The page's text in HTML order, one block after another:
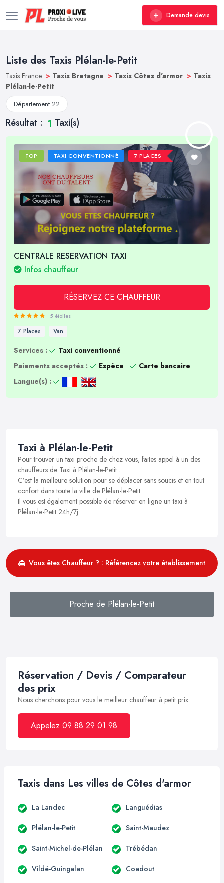
Demande devis
Liste des Taxis Plélan-le-Petit
Taxis France > Taxis Bretagne > Taxis Côtes d'armor > Taxis
Plélan-le-Petit
Département 22
Résultat : 1 Taxi(s)
TOP TAXI CONVENTIONNÉ 7 PLACES
CENTRALE RESERVATION TAXI
Infos chauffeur
RÉSERVEZ CE CHAUFFEUR
5 étoiles
7 Places Van
Services :
Taxi conventionné
Paiements acceptés :
Espèce
Carte bancaire
Langue(s) :
Taxi à Plélan-le-Petit
Pour trouver un taxi proche de chez vous, faites appel à un des
chauffeurs de Taxi à Plélan-le-Petit .
C’est la meilleure solution pour se déplacer sans soucis et en tout
confort dans toute la ville de Plélan-le-Petit.
Il vous est également possible de réserver en ligne un taxi à
Plélan-le-Petit 24h/7j .
Vous êtes Chauffeur ? : Référencez votre établissement
Proche de Plélan-le-Petit
Réservation / Devis / Comparateur
des prix
Nous cherchons pour vous le meilleur chauffeur à petit prix
Appelez 09 88 29 01 98
Taxis dans Les villes de Côtes d'armor
La Landec Languédias
Plélan-le-Petit Saint-Maudez
Saint-Michel-de-Plélan Trébédan
Vildé-Guingalan Coadout